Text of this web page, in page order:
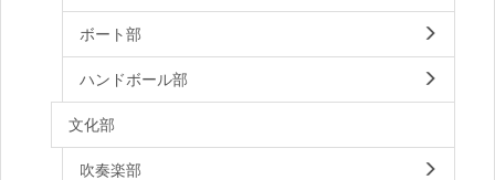
ボート部
ハンドボール部
文化部
吹奏楽部